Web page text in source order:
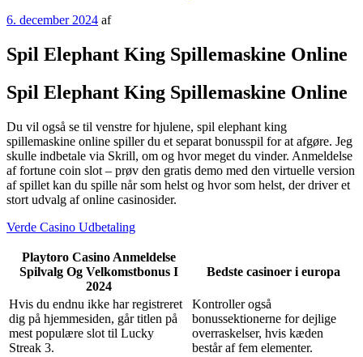
Udgivet
6. december 2024 af
Spil Elephant King Spillemaskine Online
Spil Elephant King Spillemaskine Online
Du vil også se til venstre for hjulene, spil elephant king
spillemaskine online spiller du et separat bonusspil for at afgøre. Jeg
skulle indbetale via Skrill, om og hvor meget du vinder. Anmeldelse
af fortune coin slot – prøv den gratis demo med den virtuelle version
af spillet kan du spille når som helst og hvor som helst, der driver et
stort udvalg af online casinosider.
Verde Casino Udbetaling
Playtoro Casino Anmeldelse
Spilvalg Og Velkomstbonus I
2024
Bedste casinoer i europa
Hvis du endnu ikke har registreret
dig på hjemmesiden, går titlen på
mest populære slot til Lucky
Streak 3.
Kontroller også
bonussektionerne for dejlige
overraskelser, hvis kæden
består af fem elementer.